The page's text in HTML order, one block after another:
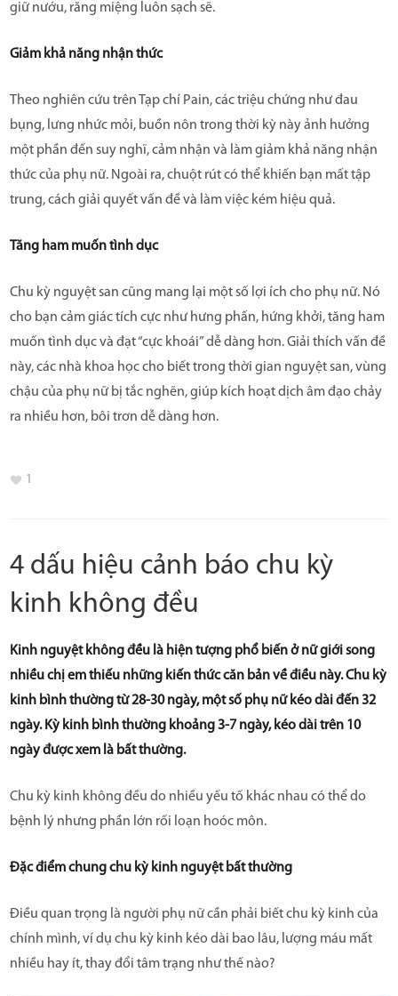
giữ nướu, răng miệng luôn sạch sẽ.
Giảm khả năng nhận thức
Theo nghiên cứu trên Tạp chí Pain, các triệu chứng như đau
bụng, lưng nhức mỏi, buồn nôn trong thời kỳ này ảnh hưởng
một phần đến suy nghĩ, cảm nhận và làm giảm khả năng nhận
thức của phụ nữ. Ngoài ra, chuột rút có thể khiến bạn mất tập
trung, cách giải quyết vấn đề và làm việc kém hiệu quả.
Tăng ham muốn tình dục
Chu kỳ nguyệt san cũng mang lại một số lợi ích cho phụ nữ. Nó
cho bạn cảm giác tích cực như hưng phấn, hứng khởi, tăng ham
muốn tình dục và đạt “cực khoái” dễ dàng hơn. Giải thích vấn đề
này, các nhà khoa học cho biết trong thời gian nguyệt san, vùng
chậu của phụ nữ bị tắc nghẽn, giúp kích hoạt dịch âm đạo chảy
ra nhiều hơn, bôi trơn dễ dàng hơn.
1
4 dấu hiệu cảnh báo chu kỳ
kinh không đều
Kinh nguyệt không đều là hiện tượng phổ biến ở nữ giới song
nhiều chị em thiếu những kiến thức căn bản về điều này. Chu kỳ
kinh bình thường từ 28-30 ngày, một số phụ nữ kéo dài đến 32
ngày. Kỳ kinh bình thường khoảng 3-7 ngày, kéo dài trên 10
ngày được xem là bất thường.
Chu kỳ kinh không đều do nhiều yếu tố khác nhau có thể do
bệnh lý nhưng phần lớn rối loạn hoóc môn.
Đặc điểm chung chu kỳ kinh nguyệt bất thường
Điều quan trọng là người phụ nữ cần phải biết chu kỳ kinh của
chính mình, ví dụ chu kỳ kinh kéo dài bao lâu, lượng máu mất
nhiều hay ít, thay đổi tâm trạng như thế nào?